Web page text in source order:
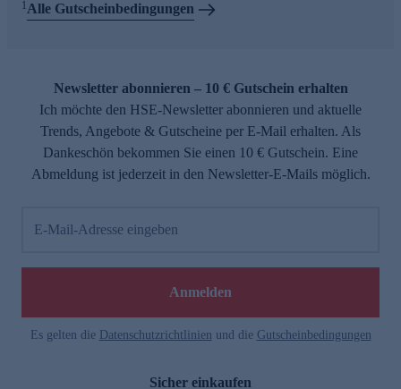
1Alle Gutscheinbedingungen
Newsletter abonnieren – 10 € Gutschein erhalten
Ich möchte den HSE-Newsletter abonnieren und aktuelle
Trends, Angebote & Gutscheine per E-Mail erhalten. Als
Dankeschön bekommen Sie einen 10 € Gutschein. Eine
Abmeldung ist jederzeit in den Newsletter-E-Mails möglich.
E-Mail-Adresse eingeben
Anmelden
Es gelten die Datenschutzrichtlinien und die Gutscheinbedingungen
Sicher einkaufen